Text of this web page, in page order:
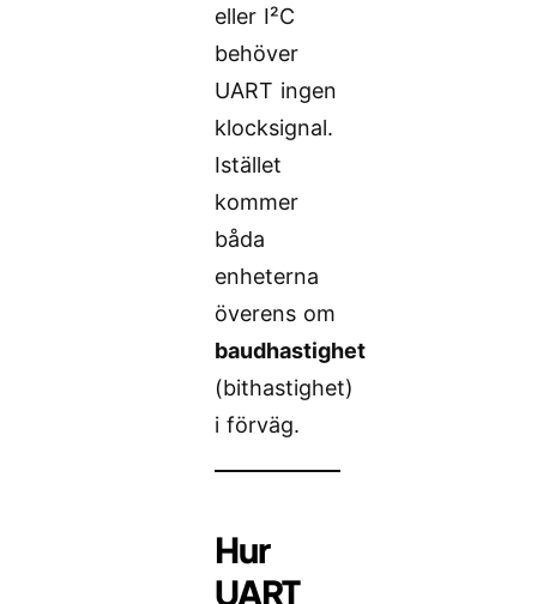
eller I²C
behöver
UART ingen
klocksignal.
Istället
kommer
båda
enheterna
överens om
baudhastighet
(bithastighet)
i förväg.
Hur
UART